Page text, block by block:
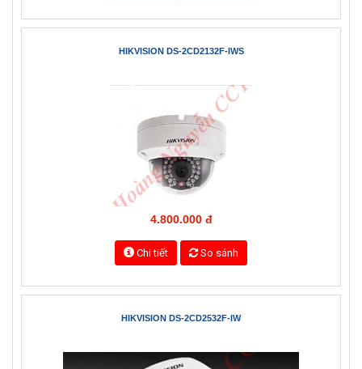
Chi tiết So sánh
HIKVISION DS-2CD2132F-IWS